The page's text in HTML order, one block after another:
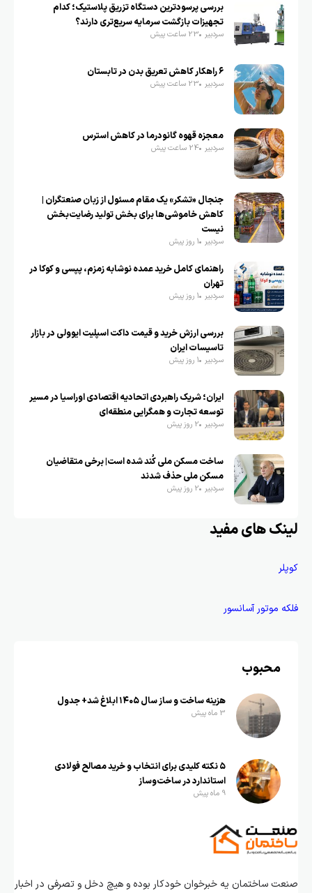
بررسی پرسودترین دستگاه تزریق پلاستیک؛ کدام
تجهیزات بازگشت سرمایه سریع‌تری دارند؟
سردبیر 23 ساعت پیش
۶ راهکار کاهش تعریق بدن در تابستان
سردبیر 23 ساعت پیش
معجزه قهوه گانودرما در کاهش استرس
سردبیر 24 ساعت پیش
جنجال «تشکر» یک مقام مسئول از زبان صنعتگران |
کاهش خاموشی‌ها برای بخش تولید رضایت‌بخش
نیست
سردبیر 1 روز پیش
راهنمای کامل خرید عمده نوشابه زمزم، پپسی و کوکا در
تهران
سردبیر 1 روز پیش
بررسی ارزش خرید و قیمت داکت اسپلیت ایوولی در بازار
تاسیسات ایران
سردبیر 1 روز پیش
ایران؛ شریک راهبردی اتحادیه اقتصادی اوراسیا در مسیر
توسعه تجارت و همگرایی منطقه‌ای
سردبیر 2 روز پیش
ساخت مسکن ملی کُند شده است| برخی متقاضیان
مسکن ملی حذف شدند
سردبیر 2 روز پیش
لینک های مفید
کوپلر
فلکه موتور آسانسور
محبوب
هزینه ساخت و ساز سال ۱۴۰۵ ابلاغ شد+ جدول
3 ماه پیش
۵ نکته کلیدی برای انتخاب و خرید مصالح فولادی
استاندارد در ساخت‌وساز
9 ماه پیش
صنعت ساختمان یه خبرخوان خودکار بوده و هیچ دخل و تصرفی در اخبار